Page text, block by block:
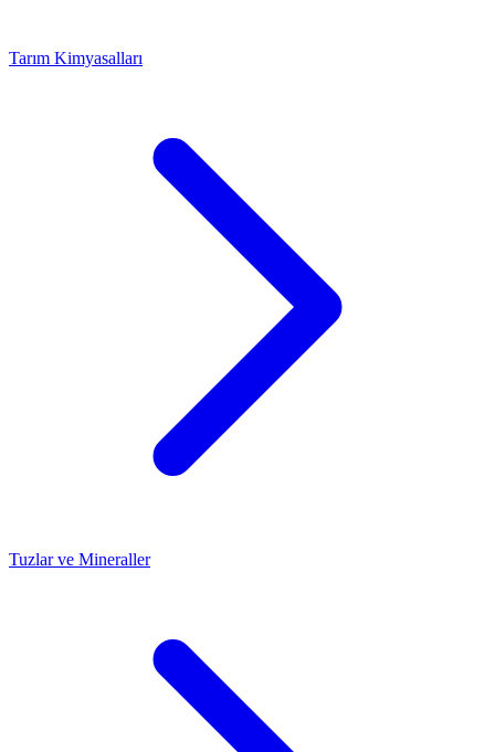
Tarım Kimyasalları
Tuzlar ve Mineraller